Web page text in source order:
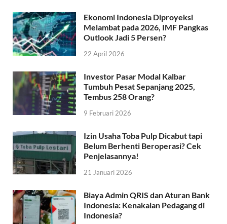
Ekonomi Indonesia Diproyeksi
Melambat pada 2026, IMF Pangkas
Outlook Jadi 5 Persen?
22 April 2026
Investor Pasar Modal Kalbar
Tumbuh Pesat Sepanjang 2025,
Tembus 258 Orang?
9 Februari 2026
Izin Usaha Toba Pulp Dicabut tapi
Belum Berhenti Beroperasi? Cek
Penjelasannya!
21 Januari 2026
Biaya Admin QRIS dan Aturan Bank
Indonesia: Kenakalan Pedagang di
Indonesia?